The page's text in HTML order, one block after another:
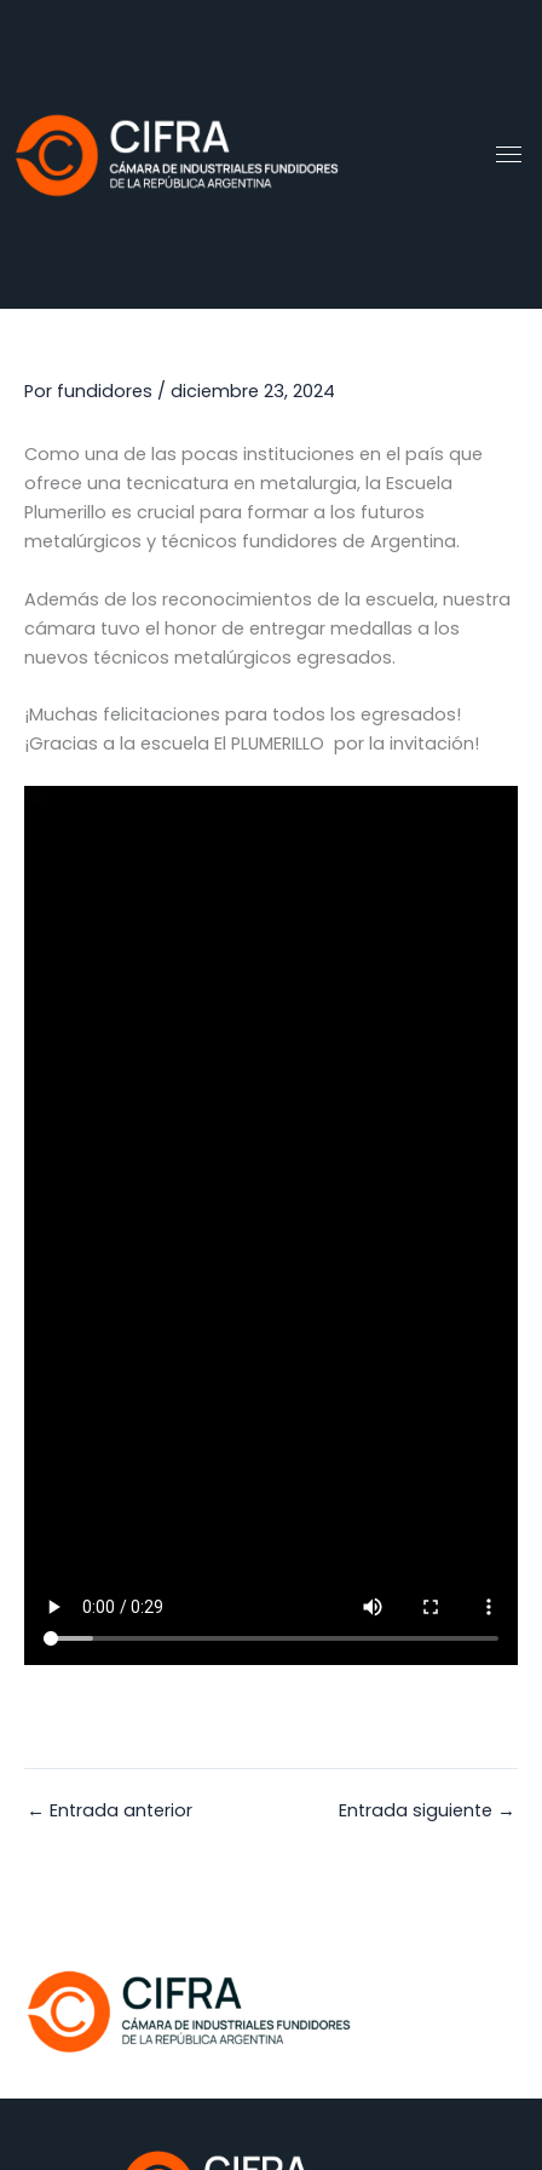
Por fundidores / diciembre 23, 2024
Como una de las pocas instituciones en el país que
ofrece una tecnicatura en metalurgia, la Escuela
Plumerillo es crucial para formar a los futuros
metalúrgicos y técnicos fundidores de Argentina.
Además de los reconocimientos de la escuela, nuestra
cámara tuvo el honor de entregar medallas a los
nuevos técnicos metalúrgicos egresados.
¡Muchas felicitaciones para todos los egresados!
¡Gracias a la escuela El PLUMERILLO por la invitación!
← Entrada anterior Entrada siguiente →